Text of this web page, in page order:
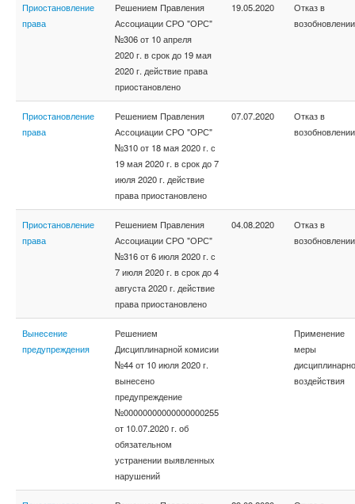
Приостановление
права
Решением Правления
Ассоциации СРО "ОРС"
№306 от 10 апреля
2020 г. в срок до 19 мая
2020 г. действие права
приостановлено
19.05.2020
Отказ в
возобновлении
Приостановление
права
Решением Правления
Ассоциации СРО "ОРС"
№310 от 18 мая 2020 г. с
19 мая 2020 г. в срок до 7
июля 2020 г. действие
права приостановлено
07.07.2020
Отказ в
возобновлении
Приостановление
права
Решением Правления
Ассоциации СРО "ОРС"
№316 от 6 июля 2020 г. с
7 июля 2020 г. в срок до 4
августа 2020 г. действие
права приостановлено
04.08.2020
Отказ в
возобновлении
Вынесение
предупреждения
Решением
Дисциплинарной комисии
№44 от 10 июля 2020 г.
вынесено
предупреждение
№00000000000000000255
от 10.07.2020 г. об
обязательном
устранении выявленных
нарушений
Применение
меры
воздействия